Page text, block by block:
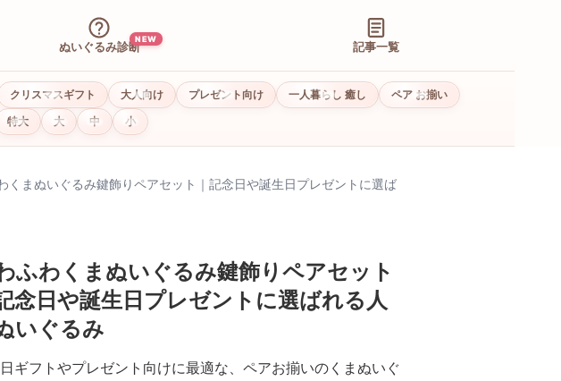
ぬいぐるみ診断
NEW
記事一覧
クリスマスギフト 大人向け プレゼント向け 一人暮らし 癒し
ペア お揃い
特大 大 中 小
くまぬいぐるみ鍵飾りペアセット｜記念日や誕生日プレゼントに選ば
ふわくまぬいぐるみ鍵飾りペアセット
記念日や誕生日プレゼントに選ばれる人
いぐるみ
ギフトやプレゼント向けに最適な、ペアお揃いのくまぬいぐ